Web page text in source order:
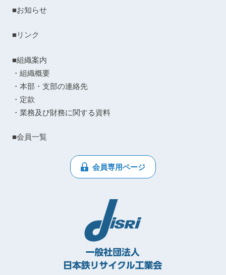
■お知らせ
■リンク
■組織案内
・組織概要
・本部・支部の連絡先
・定款
・業務及び財務に関する資料
■会員一覧
会員専用ページ